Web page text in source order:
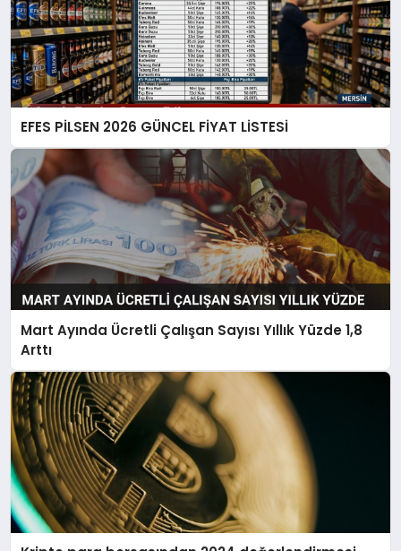
EFES PİLSEN 2026 GÜNCEL FİYAT LİSTESİ
Mart Ayında Ücretli Çalışan Sayısı Yıllık Yüzde 1,8
Arttı